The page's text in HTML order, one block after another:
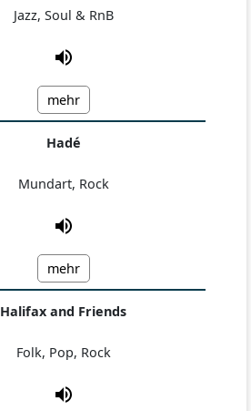
Jazz, Soul & RnB
mehr
Hadé
Mundart, Rock
mehr
Halifax and Friends
Folk, Pop, Rock